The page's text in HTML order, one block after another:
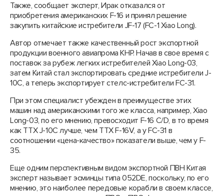
Также, сообщает эксперт, Ирак отказался от
приобретения американских F-16 и принял решение
закупить китайские истребители JF-17 (FC-1 Xiao Long).
Автор отмечает также качественный рост экспортной
продукции военного авиапрома КНР. Начав в свое время с
поставок за рубеж легких истребителей Xiao Long-03,
затем Китай стал экспортировать средние истребители J-
10C, а теперь экспортирует стелс-истребители FC-31.
При этом специалист убежден в преимуществе этих
машин над американскими того же класса, например, Xiao
Long-03, по его мнению, превосходит F-16 C/D, в то время
как ТТХ J-10C лучше, чем ТТХ F-16V, а у FC-31 в
соотношении «цена-качество» показатели выше, чем у F-
35.
Еще одним перспективным видом экспортной ПВН Китая
эксперт называет эсминцы типа 052DE, поскольку, по его
мнению, это наиболее передовые корабли в своем классе,